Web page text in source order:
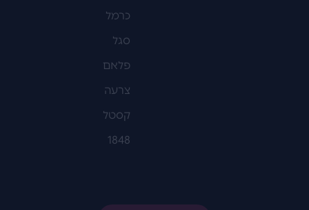
כרמל
סגל
פלאם
צרעה
קסטל
1848